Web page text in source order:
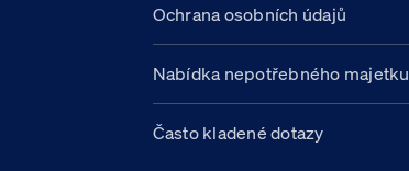
Ochrana osobních údajů
Nabídka nepotřebného majetku
Často kladené dotazy